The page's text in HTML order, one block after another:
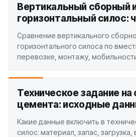
Вертикальный сборный
горизонтальный силос:
Сравнение вертикального
горизонтального силоса по
перевозке, монтажу,
Техническое задание на
цемента: исходные
Какие данные включить в
силос: материал, запас, загрузка,